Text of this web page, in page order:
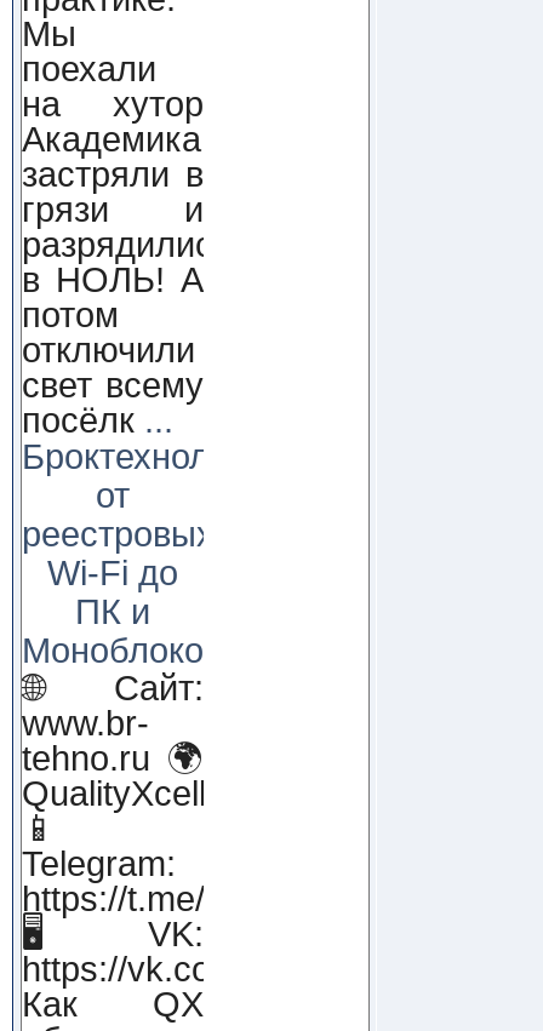
Мы
поехали
на хутор
Академика,
застряли в
грязи и
разрядились
в НОЛЬ! А
потом
отключили
свет всему
посёлк ...
Броктехнолоджи:
от
реестровых
Wi-Fi до
ПК и
Моноблоков!
🌐 Сайт:
www.br-
tehno.ru 🌍
QualityXcellence.ru
📱
Telegram:
https://t.me/qx_lab_IT
🖥 VK:
https://vk.com/qualityxcellenc
Как QX